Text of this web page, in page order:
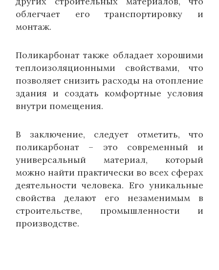
облегчает его транспортировку и
монтаж.
Поликарбонат также обладает хорошими
теплоизоляционными свойствами, что
позволяет снизить расходы на отопление
здания и создать комфортные условия
внутри помещения.
В заключение, следует отметить, что
поликарбонат – это современный и
универсальный материал, который
можно найти практически во всех сферах
деятельности человека. Его уникальные
свойства делают его незаменимым в
строительстве, промышленности и
производстве.